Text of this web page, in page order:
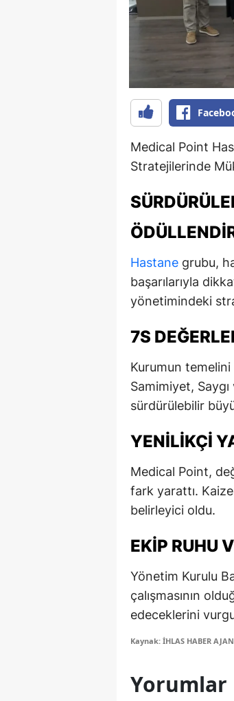
Medical Point
Stratejilerinde
Hastane grubu,
başarılarıyla
yönetimindeki
7S
Kurumun temelini
Samimiyet,
sürdürülebilir
YENILIKÇI
Medical Point,
fark yarattı.
belirleyici oldu.
EKIP RUHU
Yönetim Kurulu
çalışmasının
edeceklerini
Kaynak: İHLAS HABER
Yorumlar